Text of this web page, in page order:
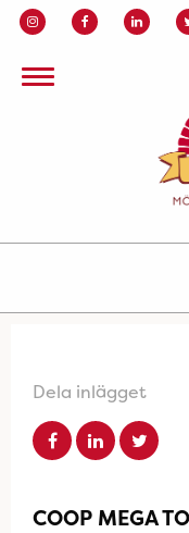
Dela inlägget
COOP MEGA